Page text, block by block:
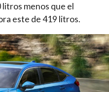
menos que el
este de 419 litros.